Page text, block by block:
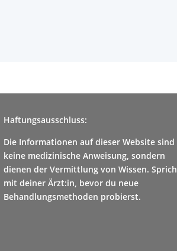
Haftungsausschluss:
Die Informationen auf dieser Website sind
keine medizinische Anweisung, sondern
dienen der Vermittlung von Wissen. Sprich
mit deiner Ärzt:in, bevor du neue
Behandlungsmethoden probierst.